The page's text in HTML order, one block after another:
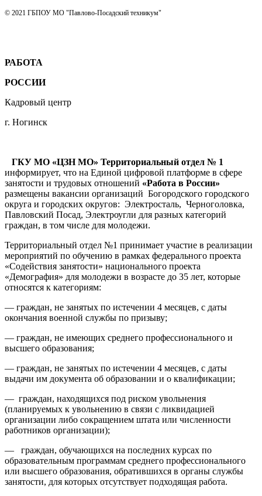
© 2021 ГБПОУ МО "Павлово-Посадский техникум"
РАБОТА
РОССИИ
Кадровый центр
г. Ногинск
ГКУ МО «ЦЗН МО» Территориальный отдел № 1
информирует, что на Единой цифровой платформе в сфере
занятости и трудовых отношений «Работа в России»
размещены вакансии организаций Богородского городского
округа и городских округов: Электросталь, Черноголовка,
Павловский Посад, Электроугли для разных категорий
граждан, в том числе для молодежи.
Территориальный отдел №1 принимает участие в реализации
мероприятий по обучению в рамках федерального проекта
«Содействия занятости» национального проекта
«Демография» для молодежи в возрасте до 35 лет, которые
относятся к категориям:
— граждан, не занятых по истечении 4 месяцев, с даты
окончания военной службы по призыву;
— граждан, не имеющих среднего профессионального и
высшего образования;
— граждан, не занятых по истечении 4 месяцев, с даты
выдачи им документа об образовании и о квалификации;
— граждан, находящихся под риском увольнения
(планируемых к увольнению в связи с ликвидацией
организации либо сокращением штата или численности
работников организации);
— граждан, обучающихся на последних курсах по
образовательным программам среднего профессионального
или высшего образования, обратившихся в органы службы
занятости, для которых отсутствует подходящая работа.